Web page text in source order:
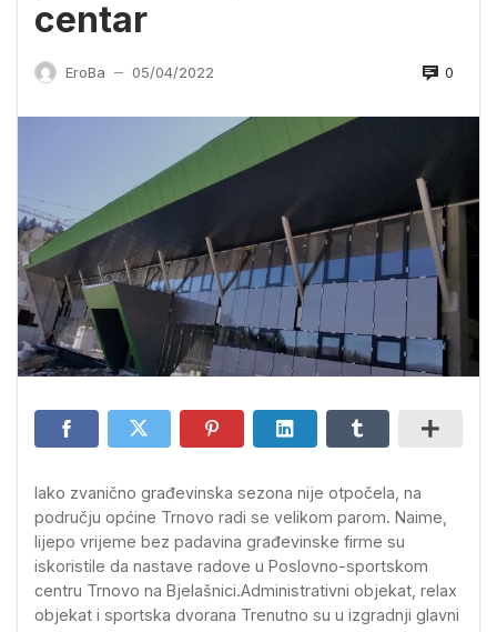
centar
EroBa — 05/04/2022 0
Iako zvanično građevinska sezona nije otpočela, na
području općine Trnovo radi se velikom parom. Naime,
lijepo vrijeme bez padavina građevinske firme su
iskoristile da nastave radove u Poslovno-sportskom
centru Trnovo na Bjelašnici.Administrativni objekat, relax
objekat i sportska dvorana Trenutno su u izgradnji glavni